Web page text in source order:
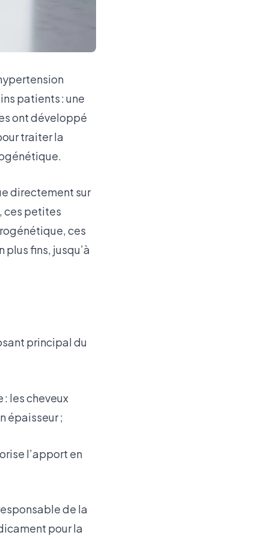
patients : une
ont développé
traiter la
directement sur
, ces petites
ces
fins, jusqu’à
principal du
les cheveux
épaisseur ;
l’apport en
de la
pour la